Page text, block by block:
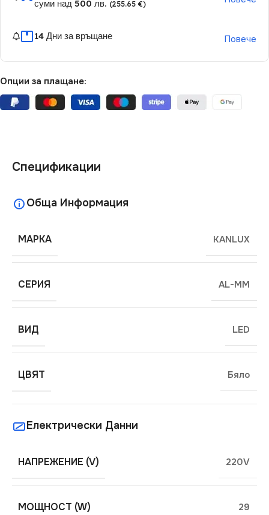
суми над 500 лв. (255.65 €)
14 Дни за връщане Повече
Опции за плащане:
Спецификации
Обща Информация
МАРКА KANLUX
СЕРИЯ AL-MM
ВИД LED
ЦВЯТ Бяло
Електрически Данни
НАПРЕЖЕНИЕ (V) 220V
МОЩНОСТ (W) 29